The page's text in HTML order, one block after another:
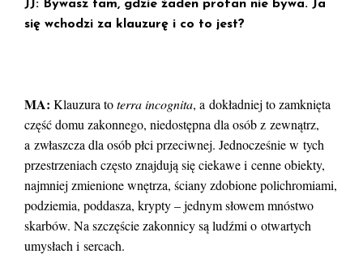
JJ: Bywasz tam, gdzie żaden profan nie bywa. Ja
się wchodzi za klauzurę i co to jest?
MA: Klauzura toterra incognita, a dokładniej to zamknięta
część domu zakonnego, niedostępna dla osób z zewnątrz,
a zwłaszcza dla osób płci przeciwnej. Jednocześnie w tych
przestrzeniach często znajdują się ciekawe i cenne obiekty,
najmniej zmienione wnętrza, ściany zdobione polichromiami,
podziemia, poddasza, krypty – jednym słowem mnóstwo
skarbów. Na szczęście zakonnicy są ludźmi o otwartych
umysłach i sercach.